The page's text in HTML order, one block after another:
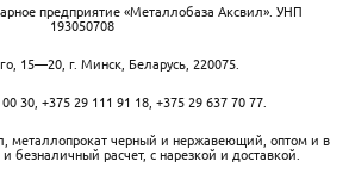
предприятие «Металлобаза Аксвил». УНП
193050708
15—20 г. Минск Беларусь, 220075.
30, +375 29 111 91 18, +375 29 637 70 77.
металлопрокат черный и нержавеющий, оптом и в
безналичный расчет, с нарезкой и доставкой.